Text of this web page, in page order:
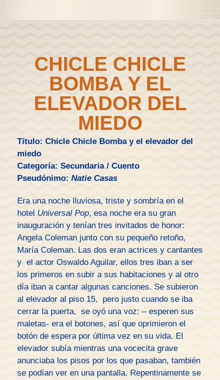
CHICLE CHICLE
BOMBA Y EL
ELEVADOR DEL
MIEDO
Título: Chicle Chicle Bomba y el elevador del
miedo
Categoría: Secundaria / Cuento
Pseudónimo: Natie Casas
Era una noche lluviosa, triste y sombría en el
hotel Universal Pop, esa noche era su gran
inauguración y tenían tres invitados de honor:
Angela Coleman junto con su pequeño retoño,
María Coleman. Las dos eran actrices y cantantes
y el actor Oswaldo Aguilar, ellos tres iban a ser
los primeros en subir a sus habitaciones y al otro
día iban a cantar algunas canciones. Se subieron
al elevador al piso 15, pero justo cuando se iba
cerrar la puerta, se oyó una voz: – esperen sus
maletas- era el botones, así que oprimieron el
botón de espera por última vez en su vida. El
elevador subía mientras una vocecita grave
anunciaba los pisos por los que pasaban, también
se podían ver en una pantalla. Repentinamente se